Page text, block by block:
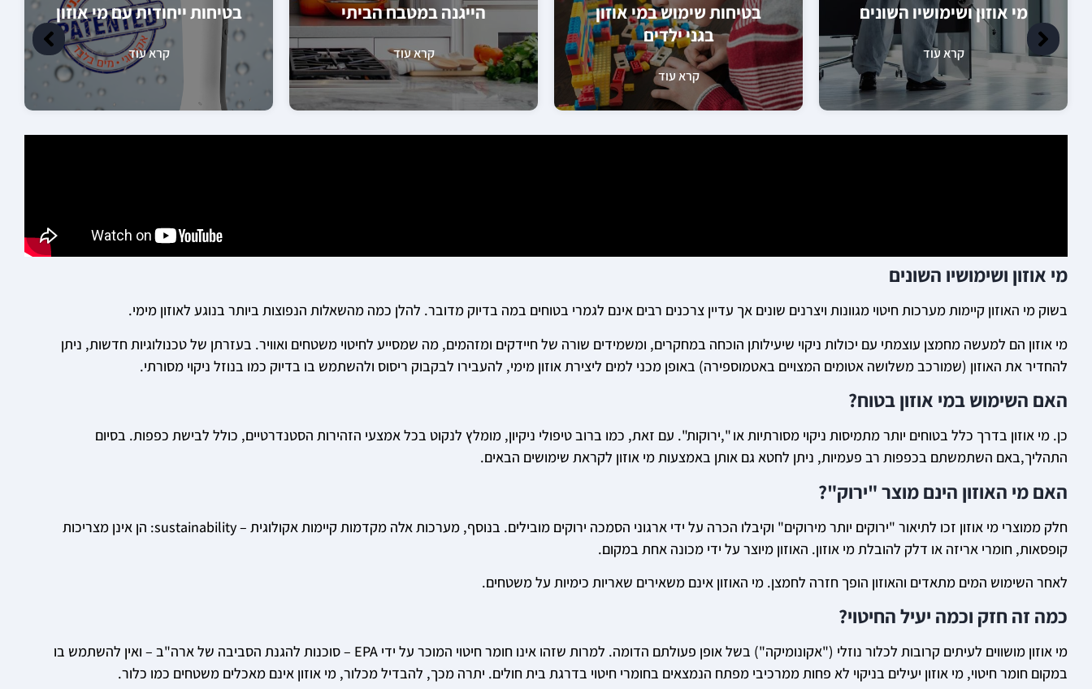
בטיחות ייחודית עם מי אוזון
קרא עוד
הייגנה במטבח הביתי
קרא עוד
בטיחות שימוש במי אוזון
בגני ילדים
קרא עוד
מי אוזון ושימושיו השונים
קרא עוד
מי אוזון ושימושיו השונים
בשוק מי האוזון קיימות מערכות חיטוי מגוונות ויצרנים שונים אך עדיין צרכנים רבים אינם לגמרי בטוחים במה בדיוק מדובר. להלן כמה מהשאלות הנפוצות ביותר בנוגע לאוזון מימי.
מי אוזון הם למעשה מחמצן עוצמתי עם יכולות ניקוי שיעילותן הוכחה במחקרים, ומשמידים שורה של חיידקים ומזהמים, מה שמסייע לחיטוי משטחים ואוויר. בעזרתן של טכנולוגיות חדשות, ניתן
להחדיר את האוזון (שמורכב משלושה אטומים המצויים באטמוספירה) באופן מכני למים ליצירת אוזון מימי, להעבירו לבקבוק ריסוס ולהשתמש בו בדיוק כמו בנוזל ניקוי מסורתי.
האם השימוש במי אוזון בטוח?
כן. מי אוזון בדרך כלל בטוחים יותר מתמיסות ניקוי מסורתיות או ",ירוקות". עם זאת, כמו ברוב טיפולי ניקיון, מומלץ לנקוט בכל אמצעי הזהירות הסטנדרטיים, כולל לבישת כפפות. בסיום
התהליך,באם השתמשתם בכפפות רב פעמיות, ניתן לחטא גם אותן באמצעות מי אוזון לקראת שימושים הבאים.
האם מי האוזון הינם מוצר "ירוק"?
חלק ממוצרי מי אוזון זכו לתיאור "ירוקים יותר מירוקים" וקיבלו הכרה על ידי ארגוני הסמכה ירוקים מובילים. בנוסף, מערכות אלה מקדמות קיימות אקולוגית – sustainability: הן אינן מצריכות
קופסאות, חומרי אריזה או דלק להובלת מי אוזון. האוזון מיוצר על ידי מכונה אחת במקום.
לאחר השימוש המים מתאדים והאוזון הופך חזרה לחמצן. מי האוזון אינם משאירים שאריות כימיות על משטחים.
כמה זה חזק וכמה יעיל החיטוי?
מי אוזון מושווים לעיתים קרובות לכלור נוזלי ("אקונומיקה") בשל אופן פעולתם הדומה. למרות שזהו אינו חומר חיטוי המוכר על ידי EPA – סוכנות להגנת הסביבה של ארה"ב – ואין להשתמש בו
במקום חומר חיטוי, מי אוזון יעילים בניקוי לא פחות ממרכיבי מפתח הנמצאים בחומרי חיטוי בדרגת בית חולים. יתרה מכך, להבדיל מכלור, מי אוזון אינם מאכלים משטחים כמו כלור.